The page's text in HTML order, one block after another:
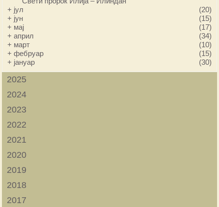
+ јул
(20)
+ јун
(15)
+ мај
(17)
+април
(34)
+ март
(10)
+фебруар
(15)
+ јануар (30)
2025
2024
2023
2022
2021
2020
2019
2018
2017